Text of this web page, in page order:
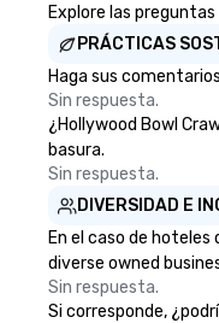
Explore las
PRÁCTICAS
Haga sus
Sin respuesta.
¿Hollywood Bowl
basura.
Sin respuesta.
DIVERSIDAD E
En el caso de
diverse owned
Sin respuesta.
Si corresponde,